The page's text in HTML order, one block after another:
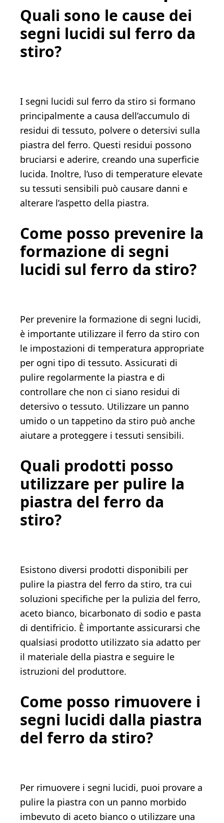
Quali sono le cause dei
segni lucidi sul ferro da
stiro?
I segni lucidi sul ferro da stiro si formano
principalmente a causa dell’accumulo di
residui di tessuto, polvere o detersivi sulla
piastra del ferro. Questi residui possono
bruciarsi e aderire, creando una superficie
lucida. Inoltre, l’uso di temperature elevate
su tessuti sensibili può causare danni e
alterare l’aspetto della piastra.
Come posso prevenire la
formazione di segni
lucidi sul ferro da stiro?
Per prevenire la formazione di segni lucidi,
è importante utilizzare il ferro da stiro con
le impostazioni di temperatura appropriate
per ogni tipo di tessuto. Assicurati di
pulire regolarmente la piastra e di
controllare che non ci siano residui di
detersivo o tessuto. Utilizzare un panno
umido o un tappetino da stiro può anche
aiutare a proteggere i tessuti sensibili.
Quali prodotti posso
utilizzare per pulire la
piastra del ferro da
stiro?
Esistono diversi prodotti disponibili per
pulire la piastra del ferro da stiro, tra cui
soluzioni specifiche per la pulizia del ferro,
aceto bianco, bicarbonato di sodio e pasta
di dentifricio. È importante assicurarsi che
qualsiasi prodotto utilizzato sia adatto per
il materiale della piastra e seguire le
istruzioni del produttore.
Come posso rimuovere i
segni lucidi dalla piastra
del ferro da stiro?
Per rimuovere i segni lucidi, puoi provare a
pulire la piastra con un panno morbido
imbevuto di aceto bianco o utilizzare una